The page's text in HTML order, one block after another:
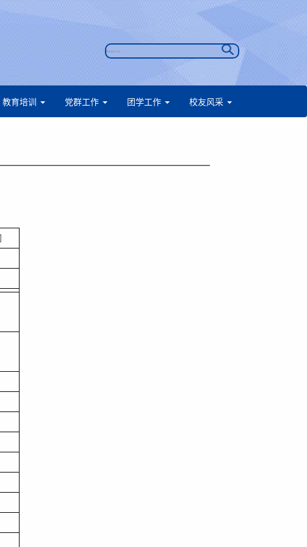
教育培训 党群工作 团学工作 校友风采